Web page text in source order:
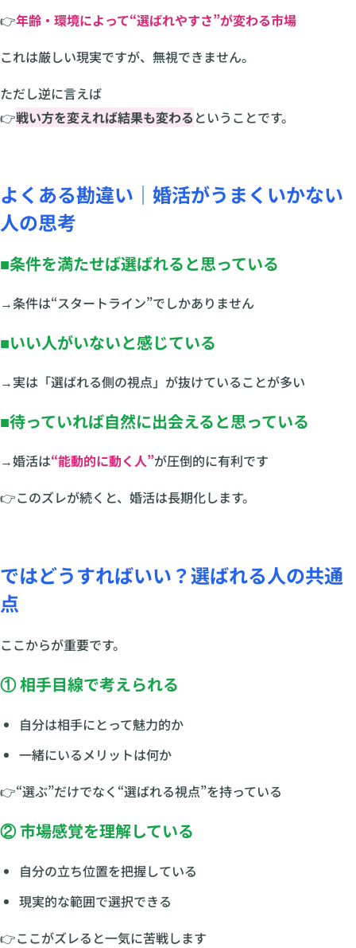
👉年齢・環境によって“選ばれやすさ”が変わる市場
これは厳しい現実ですが、無視できません。
ただし逆に言えば
👉戦い方を変えれば結果も変わる ということです。
よくある勘違い｜婚活がうまくいかない
人の思考
■条件を満たせば選ばれると思っている
→条件は“スタートライン”でしかありません
■いい人がいないと感じている
→実は「選ばれる側の視点」が抜けていることが多い
■待っていれば自然に出会えると思っている
→婚活は“能動的に動く人”が圧倒的に有利です
👉このズレが続くと、婚活は長期化します。
ではどうすればいい？選ばれる人の共通
点
ここからが重要です。
① 相手目線で考えられる
自分は相手にとって魅力的か
一緒にいるメリットは何か
👉“選ぶ”だけでなく“選ばれる視点”を持っている
② 市場感覚を理解している
自分の立ち位置を把握している
現実的な範囲で選択できる
👉ここがズレると一気に苦戦します